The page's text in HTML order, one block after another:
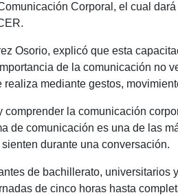
Corporal, el cual
Osorio, explicó que esta
de la comunicación no
mediante gestos,
la comunicación
de comunicación es una de las
durante una conversación.
de bachillerato,
de cinco horas hasta